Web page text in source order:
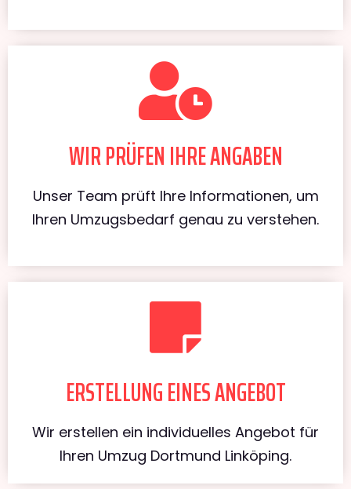
WIR PRÜFEN IHRE ANGABEN
Unser Team prüft Ihre Informationen, um
Ihren Umzugsbedarf genau zu verstehen.
ERSTELLUNG EINES ANGEBOT
Wir erstellen ein individuelles Angebot für
Ihren Umzug Dortmund Linköping.